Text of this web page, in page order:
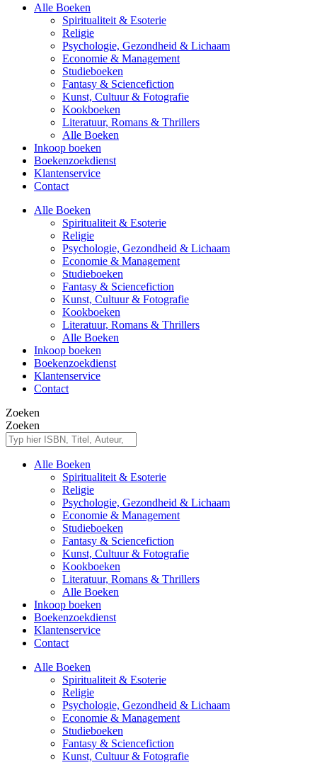
Alle Boeken
Spiritualiteit & Esoterie
Religie
Psychologie, Gezondheid & Lichaam
Economie & Management
Studieboeken
Fantasy & Sciencefiction
Kunst, Cultuur & Fotografie
Kookboeken
Literatuur, Romans & Thrillers
Alle Boeken
Inkoop boeken
Boekenzoekdienst
Klantenservice
Contact
Alle Boeken
Spiritualiteit & Esoterie
Religie
Psychologie, Gezondheid & Lichaam
Economie & Management
Studieboeken
Fantasy & Sciencefiction
Kunst, Cultuur & Fotografie
Kookboeken
Literatuur, Romans & Thrillers
Alle Boeken
Inkoop boeken
Boekenzoekdienst
Klantenservice
Contact
Zoeken
Zoeken
Alle Boeken
Spiritualiteit & Esoterie
Religie
Psychologie, Gezondheid & Lichaam
Economie & Management
Studieboeken
Fantasy & Sciencefiction
Kunst, Cultuur & Fotografie
Kookboeken
Literatuur, Romans & Thrillers
Alle Boeken
Inkoop boeken
Boekenzoekdienst
Klantenservice
Contact
Alle Boeken
Spiritualiteit & Esoterie
Religie
Psychologie, Gezondheid & Lichaam
Economie & Management
Studieboeken
Fantasy & Sciencefiction
Kunst, Cultuur & Fotografie